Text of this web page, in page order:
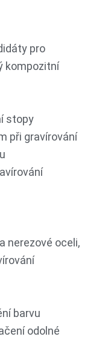
pro
kompozitní
stopy
při gravírování
nerezové oceli,
barvu
odolné